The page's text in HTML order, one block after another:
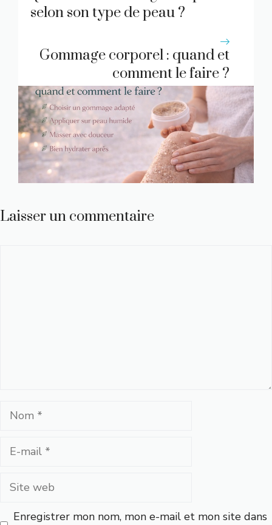
selon son type de peau ?
Gommage corporel : quand et
comment le faire ?
Laisser un commentaire
Nom
Site
Enregistrer mon nom, mon e-mail et mon site dans